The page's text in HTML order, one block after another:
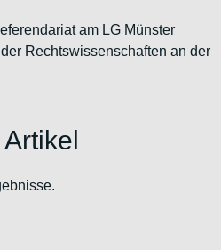
am LG Münster
Rechtswissenschaften an der